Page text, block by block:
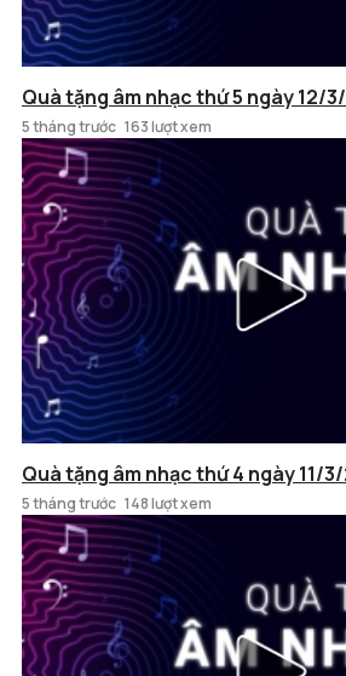
Quà tặng âm nhạc thứ 5 ngày 12/
5 tháng trước 163 lượt xem
Quà tặng âm nhạc thứ 4 ngày 11/
5 tháng trước 148 lượt xem